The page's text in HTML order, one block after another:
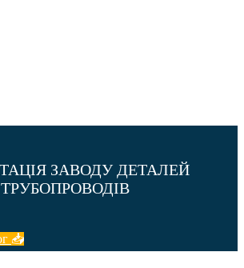
ЗАВОДУ ДЕТАЛЕЙ
ТРУБОПРОВОДІВ